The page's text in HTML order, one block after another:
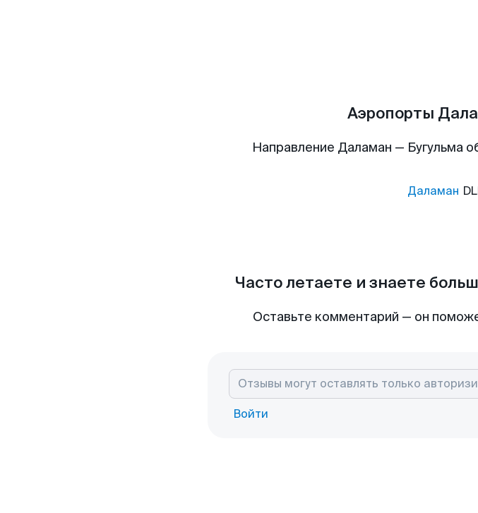
Аэропорты
Направление Даламан — Бугульма
Даламан
Часто летаете и знаете
Оставьте комментарий — он
Войти